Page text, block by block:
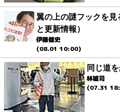
翼の上の謎フックを見
と更新情報）
伊藤健史
(08.01 10:00)
同じ道
林雄司
(07.31